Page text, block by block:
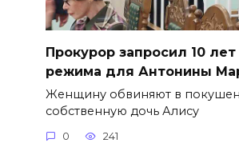
​Прокурор запросил 10
режима для Антонины
Женщину обвиняют в
собственную дочь Алису
0 241